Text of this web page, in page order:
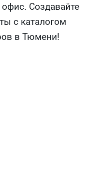
Создавайте
с каталогом
в Тюмени!